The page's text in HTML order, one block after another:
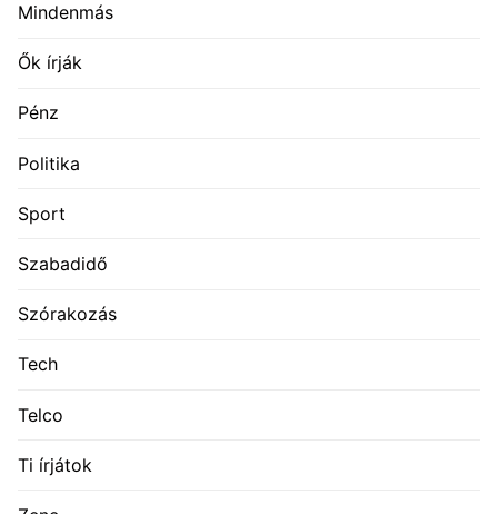
Mindenmás
Ők írják
Pénz
Politika
Sport
Szabadidő
Szórakozás
Tech
Telco
Ti írjátok